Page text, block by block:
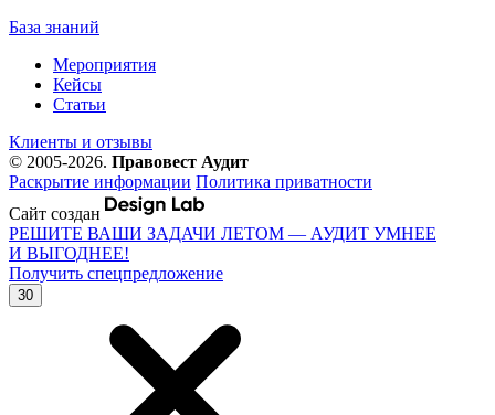
База знаний
Мероприятия
Кейсы
Статьи
Клиенты и отзывы
© 2005-2026. Правовест Аудит
Раскрытие информации Политика приватности
Сайт создан
РЕШИТЕ ВАШИ ЗАДАЧИ ЛЕТОМ — АУДИТ УМНЕЕ
И ВЫГОДНЕЕ!
Получить спецпредложение
30